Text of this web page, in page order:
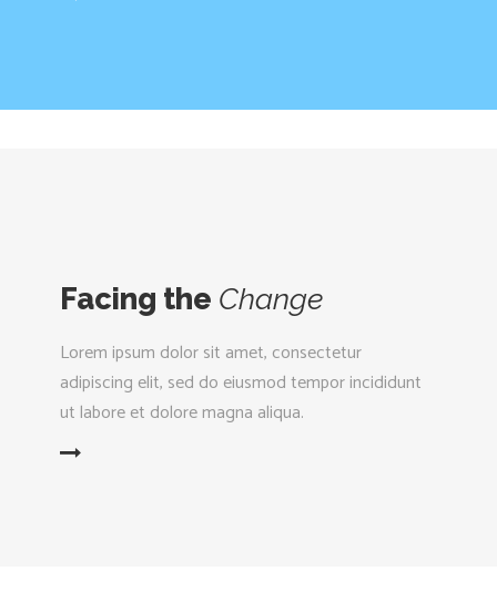
Facing the Change
Lorem ipsum dolor sit amet, consectetur
adipiscing elit, sed do eiusmod tempor incididunt
ut labore et dolore magna aliqua.